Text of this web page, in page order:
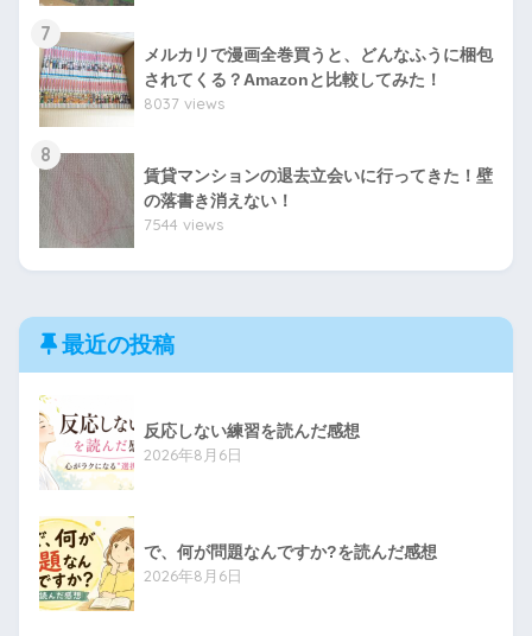
7
メルカリで漫画全巻買うと、どんなふうに梱包
されてくる？Amazonと比較してみた！
8037 views
8
賃貸マンションの退去立会いに行ってきた！壁
の落書き消えない！
7544 views
最近の投稿
反応しない練習を読んだ感想
2026年8月6日
で、何が問題なんですか?を読んだ感想
2026年8月6日